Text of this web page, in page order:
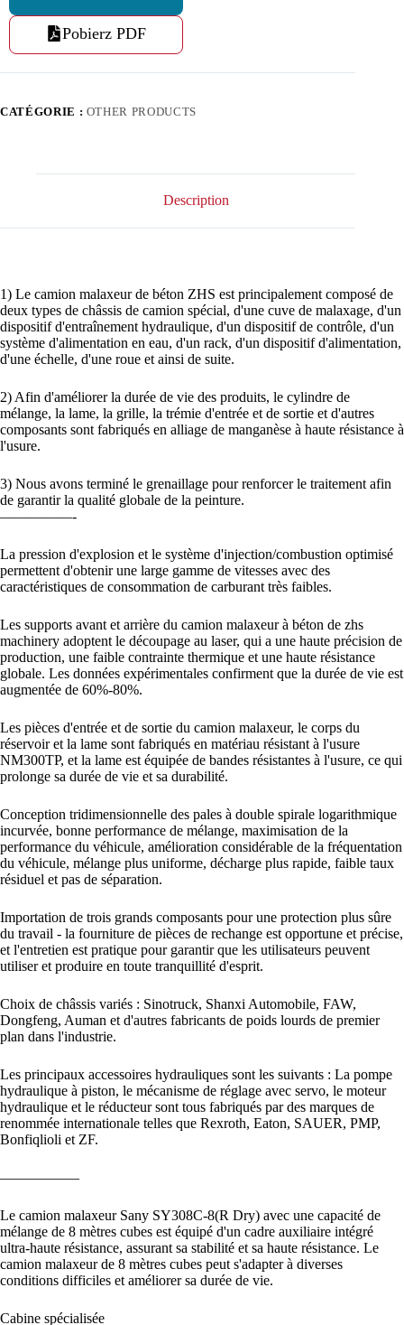
Pobierz PDF
CATÉGORIE : OTHER PRODUCTS
Description
1) Le camion malaxeur de béton ZHS est principalement composé de
deux types de châssis de camion spécial, d'une cuve de malaxage, d'un
dispositif d'entraînement hydraulique, d'un dispositif de contrôle, d'un
système d'alimentation en eau, d'un rack, d'un dispositif d'alimentation,
d'une échelle, d'une roue et ainsi de suite.
2) Afin d'améliorer la durée de vie des produits, le cylindre de
mélange, la lame, la grille, la trémie d'entrée et de sortie et d'autres
composants sont fabriqués en alliage de manganèse à haute résistance à
l'usure.
3) Nous avons terminé le grenaillage pour renforcer le traitement afin
de garantir la qualité globale de la peinture.
—————-
La pression d'explosion et le système d'injection/combustion optimisé
permettent d'obtenir une large gamme de vitesses avec des
caractéristiques de consommation de carburant très faibles.
Les supports avant et arrière du camion malaxeur à béton de zhs
machinery adoptent le découpage au laser, qui a une haute précision de
production, une faible contrainte thermique et une haute résistance
globale. Les données expérimentales confirment que la durée de vie est
augmentée de 60%-80%.
Les pièces d'entrée et de sortie du camion malaxeur, le corps du
réservoir et la lame sont fabriqués en matériau résistant à l'usure
NM300TP, et la lame est équipée de bandes résistantes à l'usure, ce qui
prolonge sa durée de vie et sa durabilité.
Conception tridimensionnelle des pales à double spirale logarithmique
incurvée, bonne performance de mélange, maximisation de la
performance du véhicule, amélioration considérable de la fréquentation
du véhicule, mélange plus uniforme, décharge plus rapide, faible taux
résiduel et pas de séparation.
Importation de trois grands composants pour une protection plus sûre
du travail - la fourniture de pièces de rechange est opportune et précise,
et l'entretien est pratique pour garantir que les utilisateurs peuvent
utiliser et produire en toute tranquillité d'esprit.
Choix de châssis variés : Sinotruck, Shanxi Automobile, FAW,
Dongfeng, Auman et d'autres fabricants de poids lourds de premier
plan dans l'industrie.
Les principaux accessoires hydrauliques sont les suivants : La pompe
hydraulique à piston, le mécanisme de réglage avec servo, le moteur
hydraulique et le réducteur sont tous fabriqués par des marques de
renommée internationale telles que Rexroth, Eaton, SAUER, PMP,
Bonfiqlioli et ZF.
—————–
Le camion malaxeur Sany SY308C-8(R Dry) avec une capacité de
mélange de 8 mètres cubes est équipé d'un cadre auxiliaire intégré
ultra-haute résistance, assurant sa stabilité et sa haute résistance. Le
camion malaxeur de 8 mètres cubes peut s'adapter à diverses
conditions difficiles et améliorer sa durée de vie.
Cabine spécialisée